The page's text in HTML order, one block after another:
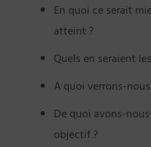
En quoi ce serait
atteint ?
Quels en seraient
A quoi verrons-
De quoi avons-
objectif ?